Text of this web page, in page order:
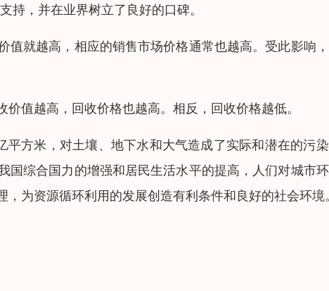
持，并在业界树立了良好的口碑。
就越高，相应的销售市场价格通常也越高。受此影响
值越高，回收价格也越高。相反，回收价格越低。
方米，对土壤、地下水和大气造成了实际和潜在的污
综合国力的增强和居民生活水平的提高，人们对城市
为资源循环利用的发展创造有利条件和良好的社会环境